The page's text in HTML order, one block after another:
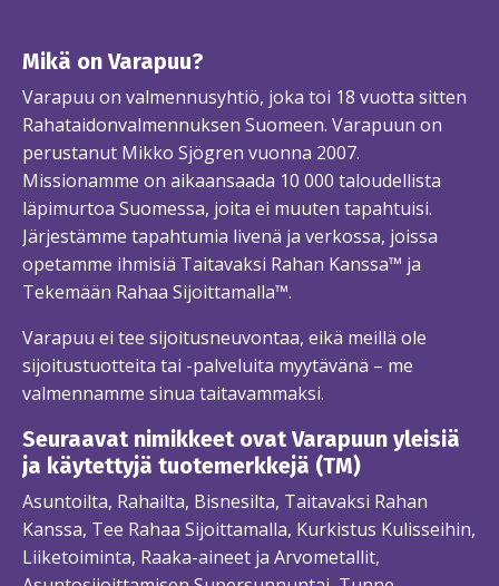
Mikä on Varapuu?
Varapuu on valmennusyhtiö, joka toi 18 vuotta sitten
Rahataidonvalmennuksen Suomeen. Varapuun on
perustanut Mikko Sjögren vuonna 2007.
Missionamme on aikaansaada 10 000 taloudellista
läpimurtoa Suomessa, joita ei muuten tapahtuisi.
Järjestämme tapahtumia livenä ja verkossa, joissa
opetamme ihmisiä Taitavaksi Rahan Kanssa™ ja
Tekemään Rahaa Sijoittamalla™.
Varapuu ei tee sijoitusneuvontaa, eikä meillä ole
sijoitustuotteita tai -palveluita myytävänä – me
valmennamme sinua taitavammaksi.
Seuraavat nimikkeet ovat Varapuun yleisiä
ja käytettyjä tuotemerkkejä (TM)
Asuntoilta, Rahailta, Bisnesilta, Taitavaksi Rahan
Kanssa, Tee Rahaa Sijoittamalla, Kurkistus Kulisseihin,
Liiketoiminta, Raaka-aineet ja Arvometallit,